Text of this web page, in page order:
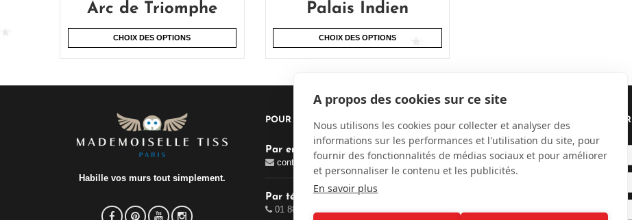
Arc de Triomphe
CHOIX DES OPTIONS
Palais Indien
CHOIX DES OPTIONS
Habille vos murs tout simplement.
POUR NOUS CONTACTER
Par email
contact@mademoiselletiss.com
Par téléphone
01 88 32 84 11
S'INSCRIRE À NOTRE NEWSLETTER
A propos des cookies sur ce site
Nous utilisons les cookies pour collecter et analyser des
informations sur les performances et l'utilisation du site, pour
fournir des fonctionnalités de médias sociaux et pour améliorer
et personnaliser le contenu et les publicités.
En savoir plus